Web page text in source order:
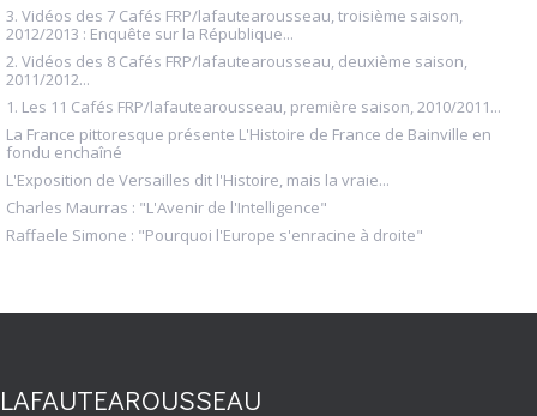
3. Vidéos des 7 Cafés FRP/lafautearousseau, troisième saison,
2012/2013 : Enquête sur la République...
2. Vidéos des 8 Cafés FRP/lafautearousseau, deuxième saison,
2011/2012...
1. Les 11 Cafés FRP/lafautearousseau, première saison, 2010/2011...
La France pittoresque présente L'Histoire de France de Bainville en
fondu enchaîné
L'Exposition de Versailles dit l'Histoire, mais la vraie...
Charles Maurras : "L'Avenir de l'Intelligence"
Raffaele Simone : "Pourquoi l'Europe s'enracine à droite"
LAFAUTEAROUSSEAU